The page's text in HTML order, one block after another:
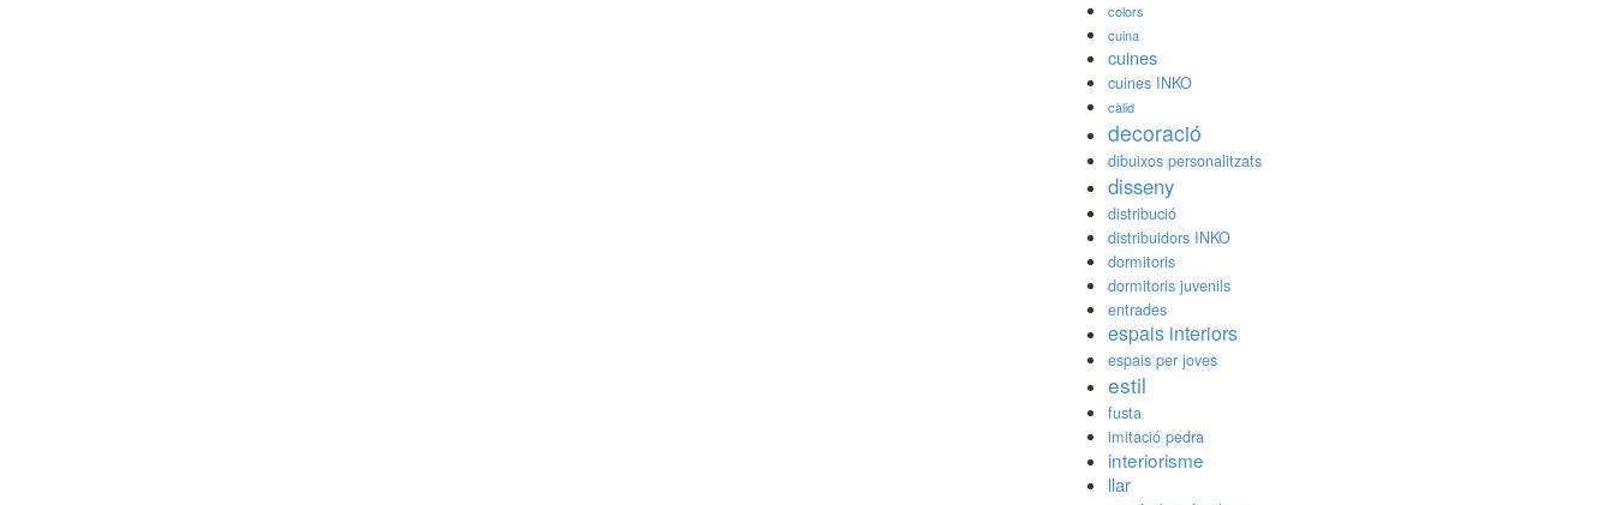
colors
cuina
cuines
cuines INKO
càlid
decoració
dibuixos personalitzats
disseny
distribució
distribuidors INKO
dormitoris
dormitoris juvenils
entrades
espais interiors
espais per joves
estil
fusta
imitació pedra
interiorisme
llar